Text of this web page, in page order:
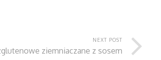
NEXT POST
ziemniaczane z sosem